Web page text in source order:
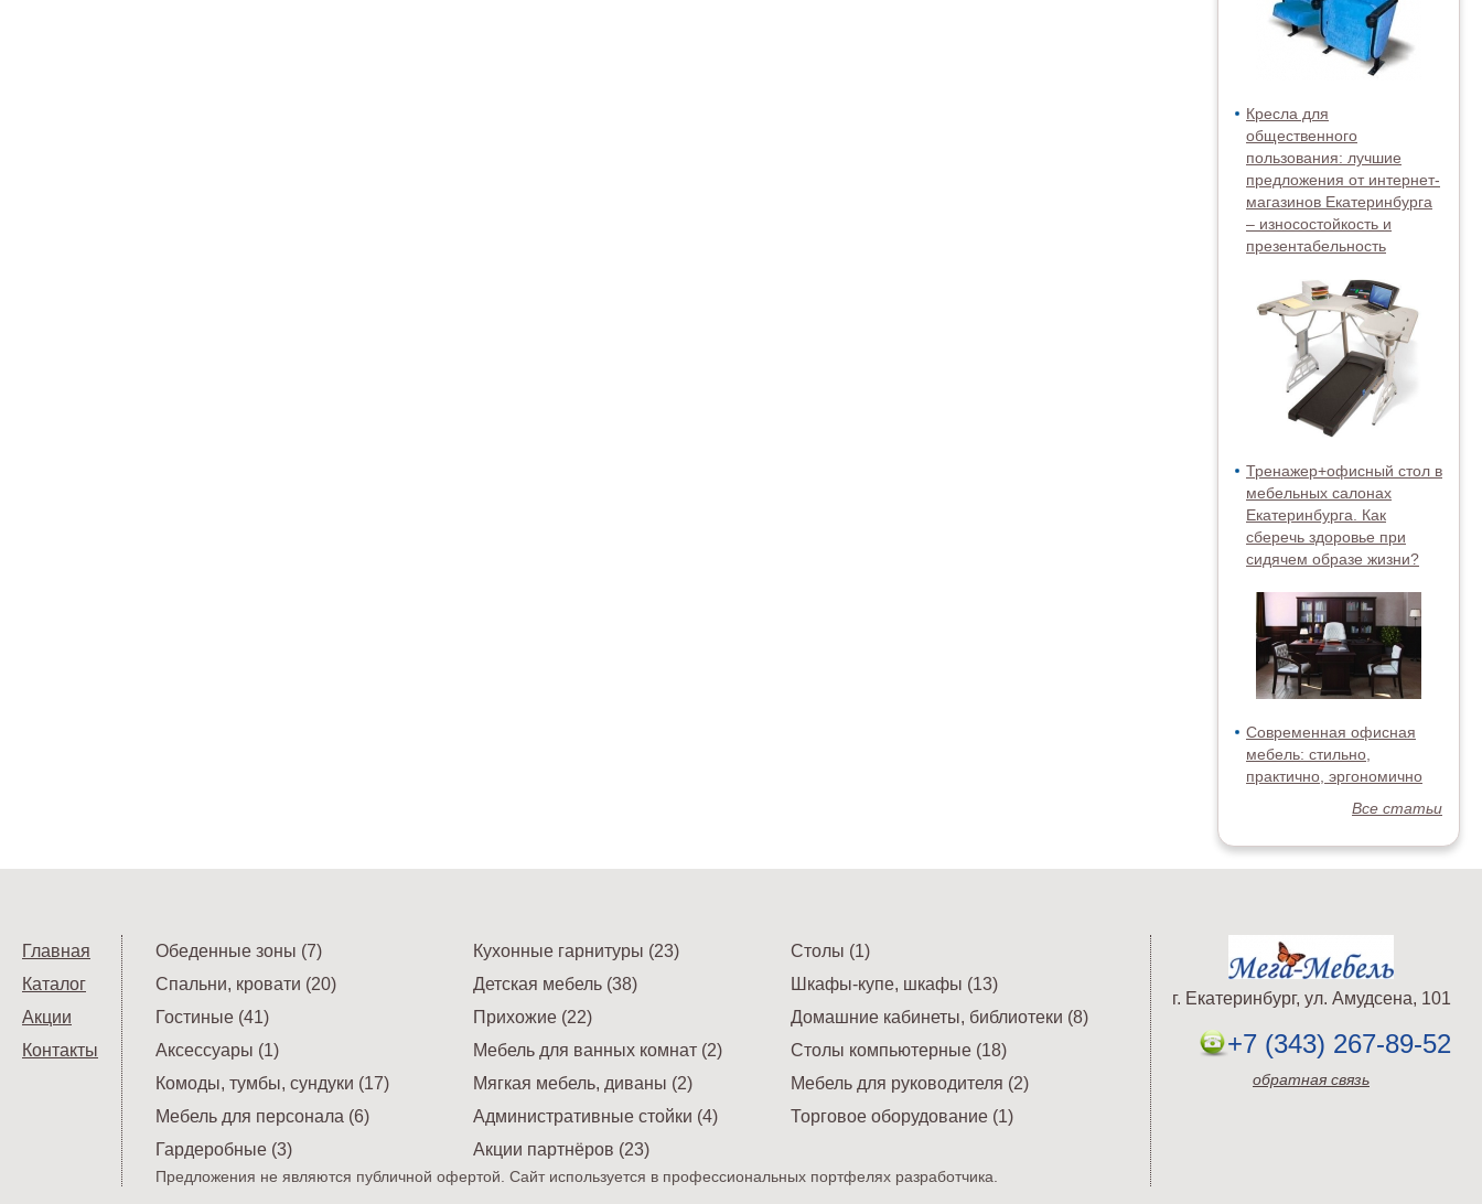
Кресла для
общественного
пользования: лучшие
предложения от интернет-
магазинов Екатеринбурга
– износостойкость и
презентабельность
Тренажер+офисный стол в
мебельных салонах
Екатеринбурга. Как
сберечь здоровье при
сидячем образе жизни?
Современная офисная
мебель: стильно,
практично, эргономично
Все статьи
Главная
Каталог
Акции
Контакты
г. Екатеринбург, ул. Амудсена, 101
+7 (343) 267-89-52
обратная связь
Обеденные зоны (7) Кухонные гарнитуры (23)
Столы (1)
Спальни, кровати (20)
Детская мебель (38)
Шкафы-купе, шкафы (13)
Гостиные (41)
Прихожие (22)
Домашние кабинеты, библиотеки (8)
Аксессуары (1)
Мебель для ванных комнат (2)
Столы компьютерные (18)
Комоды, тумбы, сундуки (17)
Мягкая мебель, диваны (2)
Мебель для руководителя (2)
Мебель для персонала (6)
Административные стойки (4)
Торговое оборудование (1)
Гардеробные (3)
Акции партнёров (23)
Предложения не являются публичной офертой. Сайт используется в профессиональных портфелях разработчика.